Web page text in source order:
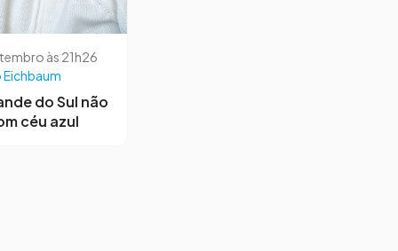
às 21h26
Eichbaum
do Sul não
céu azul